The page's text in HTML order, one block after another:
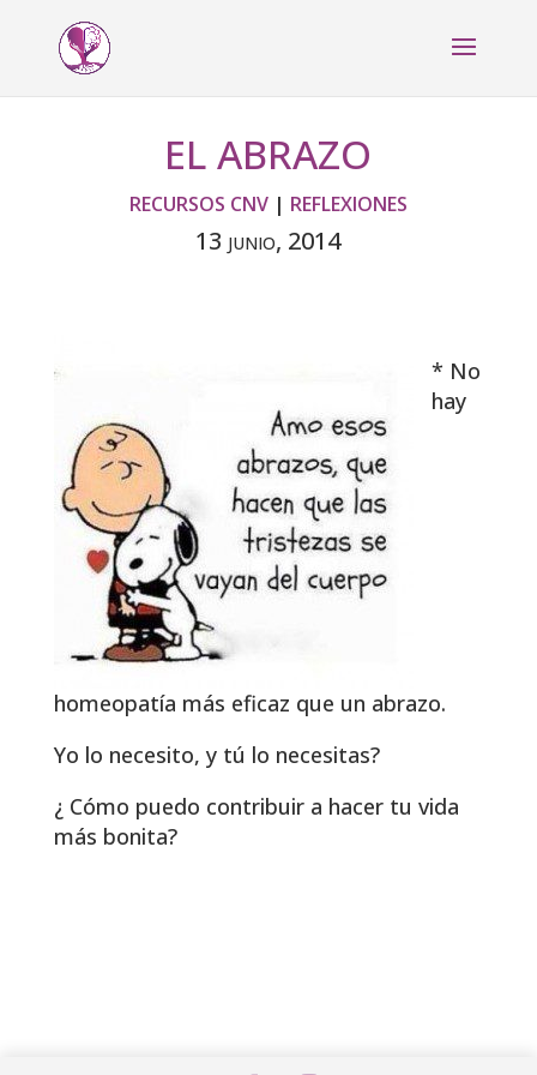
EL ABRAZO
RECURSOS CNV| REFLEXIONES
13 junio, 2014
* No
hay
homeopatía más eficaz que un abrazo.
Yo lo necesito, y tú lo necesitas?
¿ Cómo puedo contribuir a hacer tu vida
más bonita?